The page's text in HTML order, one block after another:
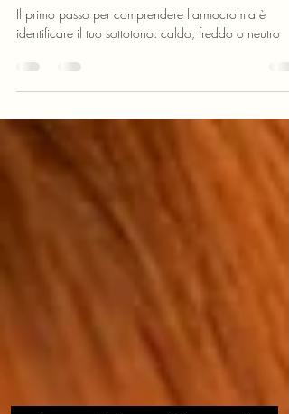
Scopri i colori che esaltano il tuo
stile personale
Il primo passo per comprendere l'armocromia è